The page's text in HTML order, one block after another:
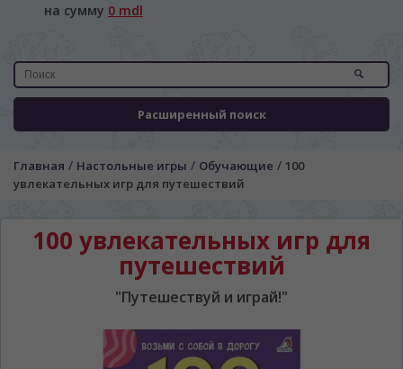
на сумму 0 mdl
Расширенный поиск
Главная / Настольные игры / Обучающие / 100
увлекательных игр для путешествий
100 увлекательных игр для
путешествий
"Путешествуй и играй!"
ЯЗЫК САЙТА / LIMBA SITE-ULUI
просматривать наш сайт?
În ce limbă ați dori să vedeți site-ul nostru?